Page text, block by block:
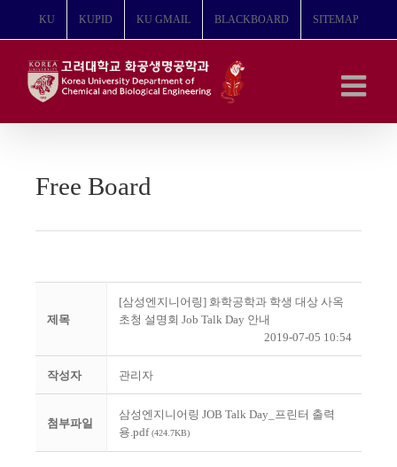
뛰
KU KUPID KU GMAIL BLACKBOARD SITEMAP
Free Board
제목
[삼성엔지니어링] 화학공학과 학생 대상 사옥
초청 설명회 Job Talk Day 안내
2019-07-05 10:54
작성자 관리자
첨부파일
삼성엔지니어링 JOB Talk Day_프린터 출력
용.pdf(424.7KB)